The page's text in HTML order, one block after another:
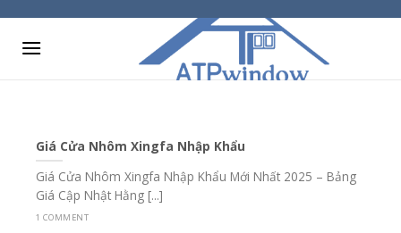
content
Giá Cửa Nhôm Xingfa Nhập Khẩu
Giá Cửa Nhôm Xingfa Nhập Khẩu Mới Nhất 2025 – Bảng
Giá Cập Nhật Hằng [...]
1 COMMENT